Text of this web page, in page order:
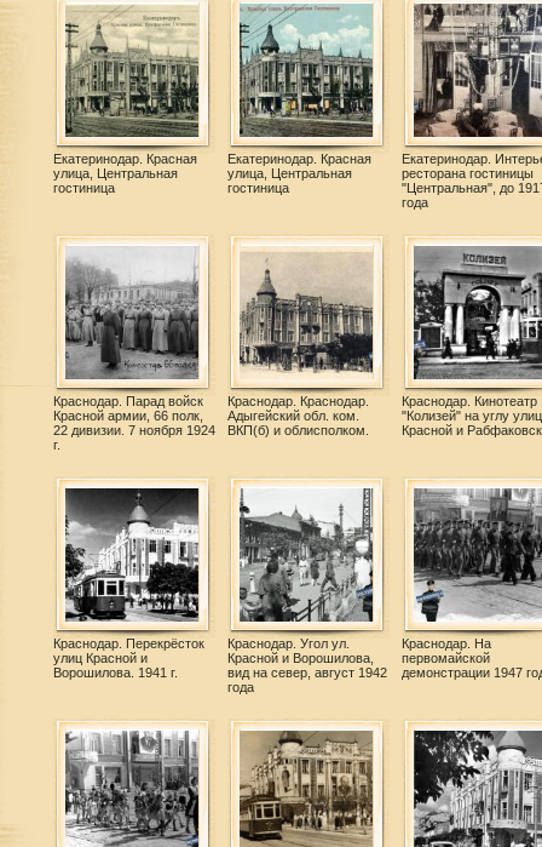
Екатеринодар. Красная
улица, Центральная
гостиница
Екатеринодар. Красная
улица, Центральная
гостиница
Екатеринодар.
ресторана гостиницы
"Центральная", до
года
Краснодар. Парад войск
Красной армии, 66 полк,
22 дивизии. 7 ноября 1924
г.
Краснодар. Краснодар.
Адыгейский обл. ком.
ВКП(б) и облисполком.
Краснодар. Кинотеатр
"Колизей" на углу улиц
Красной и
Краснодар. Перекрёсток
улиц Красной и
Ворошилова. 1941 г.
Краснодар. Угол ул.
Красной и Ворошилова,
вид на север, август 1942
года
Краснодар. На
первомайской
демонстрации 1947